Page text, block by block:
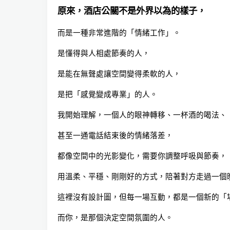
原來，酒店公關不是外界以為的樣子，
而是一種非常進階的「情緒工作」。
是懂得與人相處節奏的人，
是能在無聲處讓空間變得柔軟的人，
是把「感覺變成專業」的人。
我開始理解，一個人的眼神轉移、一杯酒的喝法、
甚至一通電話結束後的情緒落差，
都像空間中的光影變化，需要你調整呼吸與節奏，
用溫柔、平穩、剛剛好的方式，陪著對方走過一個
這裡沒有設計圖，但每一場互動，都是一個新的「
而你，是那個決定空間氛圍的人。